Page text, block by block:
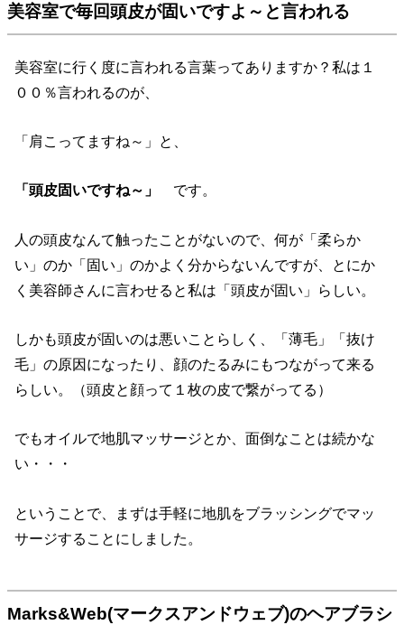
美容室で毎回頭皮が固いですよ～と言われる
美容室に行く度に言われる言葉ってありますか？私は１
００％言われるのが、
「肩こってますね～」と、
「頭皮固いですね～」 です。
人の頭皮なんて触ったことがないので、何が「柔らか
い」のか「固い」のかよく分からないんですが、とにか
く美容師さんに言わせると私は「頭皮が固い」らしい。
しかも頭皮が固いのは悪いことらしく、「薄毛」「抜け
毛」の原因になったり、顔のたるみにもつながって来る
らしい。（頭皮と顔って１枚の皮で繋がってる）
でもオイルで地肌マッサージとか、面倒なことは続かな
い・・・
ということで、まずは手軽に地肌をブラッシングでマッ
サージすることにしました。
Marks&Web(マークスアンドウェブ)のヘアブラシ